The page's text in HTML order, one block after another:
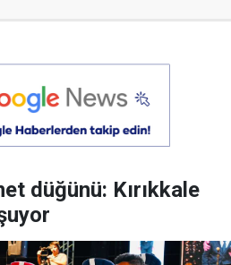
düğünü: Kırıkkale